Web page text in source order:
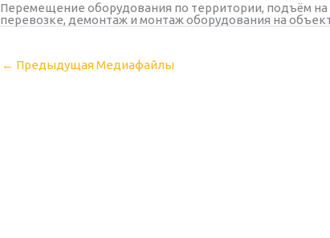
Перемещение оборудования по территории, подъём на
перевозке, демонтаж и монтаж оборудования на
← Предыдущая Медиафайлы